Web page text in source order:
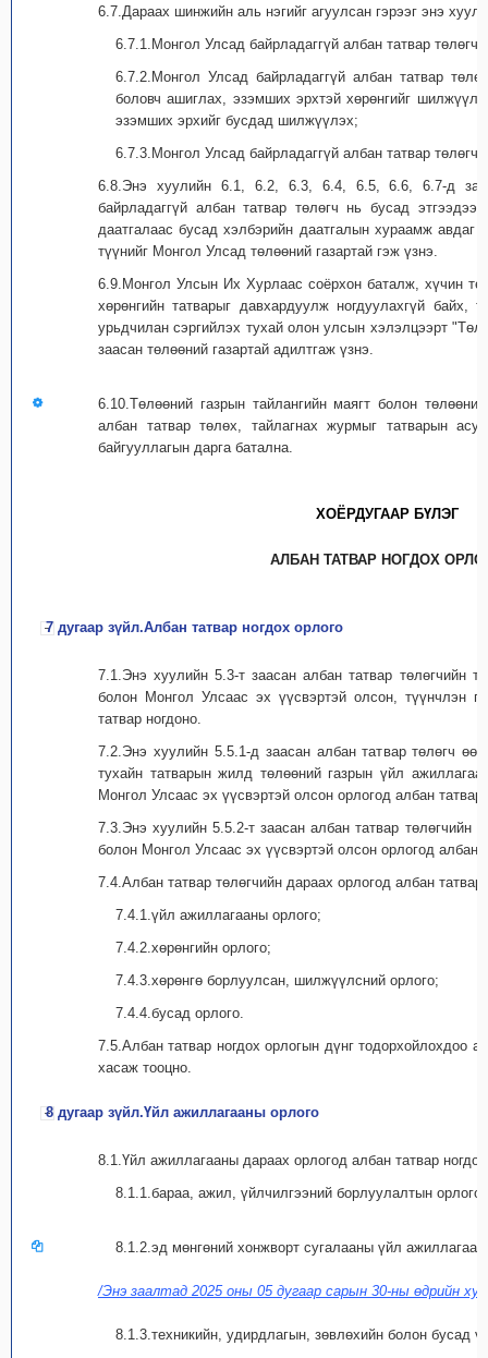
6.7.Дараах шинжийн аль нэгийг агуулсан гэрээг энэ
6.7.1.Монгол Улсад байрладаггүй албан татвар
6.7.2.Монгол Улсад байрладаггүй албан татвар
боловч ашиглах, эзэмших эрхтэй хөрөнгийг
эзэмших эрхийг бусдад шилжүүлэх;
6.7.3.Монгол Улсад байрладаггүй албан татвар
6.8.Энэ хуулийн 6.1, 6.2, 6.3, 6.4, 6.5, 6.6, 6.7-д
байрладаггүй албан татвар төлөгч нь бусад
даатгалаас бусад хэлбэрийн даатгалын хураамж авдаг
түүнийг Монгол Улсад төлөөний газартай гэж үзнэ.
6.9.Монгол Улсын Их Хурлаас соёрхон баталж, хүчин
хөрөнгийн татварыг давхардуулж ногдуулахгүй байх,
урьдчилан сэргийлэх тухай олон улсын хэлэлцээрт
заасан төлөөний газартай адилтгаж үзнэ.
6.10.Төлөөний газрын тайлангийн маягт болон
албан татвар төлөх, тайлагнах журмыг татварын
байгууллагын дарга батална.
ХОЁРДУГААР БҮЛЭГ
АЛБАН ТАТВАР НОГДОХ
7 дугаар зүйл.Албан татвар ногдох орлого
7.1.Энэ хуулийн 5.3-т заасан албан татвар төлөгчийн
болон Монгол Улсаас эх үүсвэртэй олсон, түүнчлэн
татвар ногдоно.
7.2.Энэ хуулийн 5.5.1-д заасан албан татвар төлөгч
тухайн татварын жилд төлөөний газрын үйл
Монгол Улсаас эх үүсвэртэй олсон орлогод албан татвар
7.3.Энэ хуулийн 5.5.2-т заасан албан татвар төлөгчийн
болон Монгол Улсаас эх үүсвэртэй олсон орлогод албан
7.4.Албан татвар төлөгчийн дараах орлогод албан татвар
7.4.1.үйл ажиллагааны орлого;
7.4.2.хөрөнгийн орлого;
7.4.3.хөрөнгө борлуулсан, шилжүүлсний орлого;
7.4.4.бусад орлого.
7.5.Албан татвар ногдох орлогын дүнг тодорхойлохдоо
хасаж тооцно.
8 дугаар зүйл.Үйл ажиллагааны орлого
8.1.Үйл ажиллагааны дараах орлогод албан татвар
8.1.1.бараа, ажил, үйлчилгээний борлуулалтын орлого;
8.1.2.эд мөнгөний хонжворт сугалааны үйл
/Энэ заалтад 2025 оны 05 дугаар сарын 30-ны өдрийн
8.1.3.техникийн, удирдлагын, зөвлөхийн болон бусад